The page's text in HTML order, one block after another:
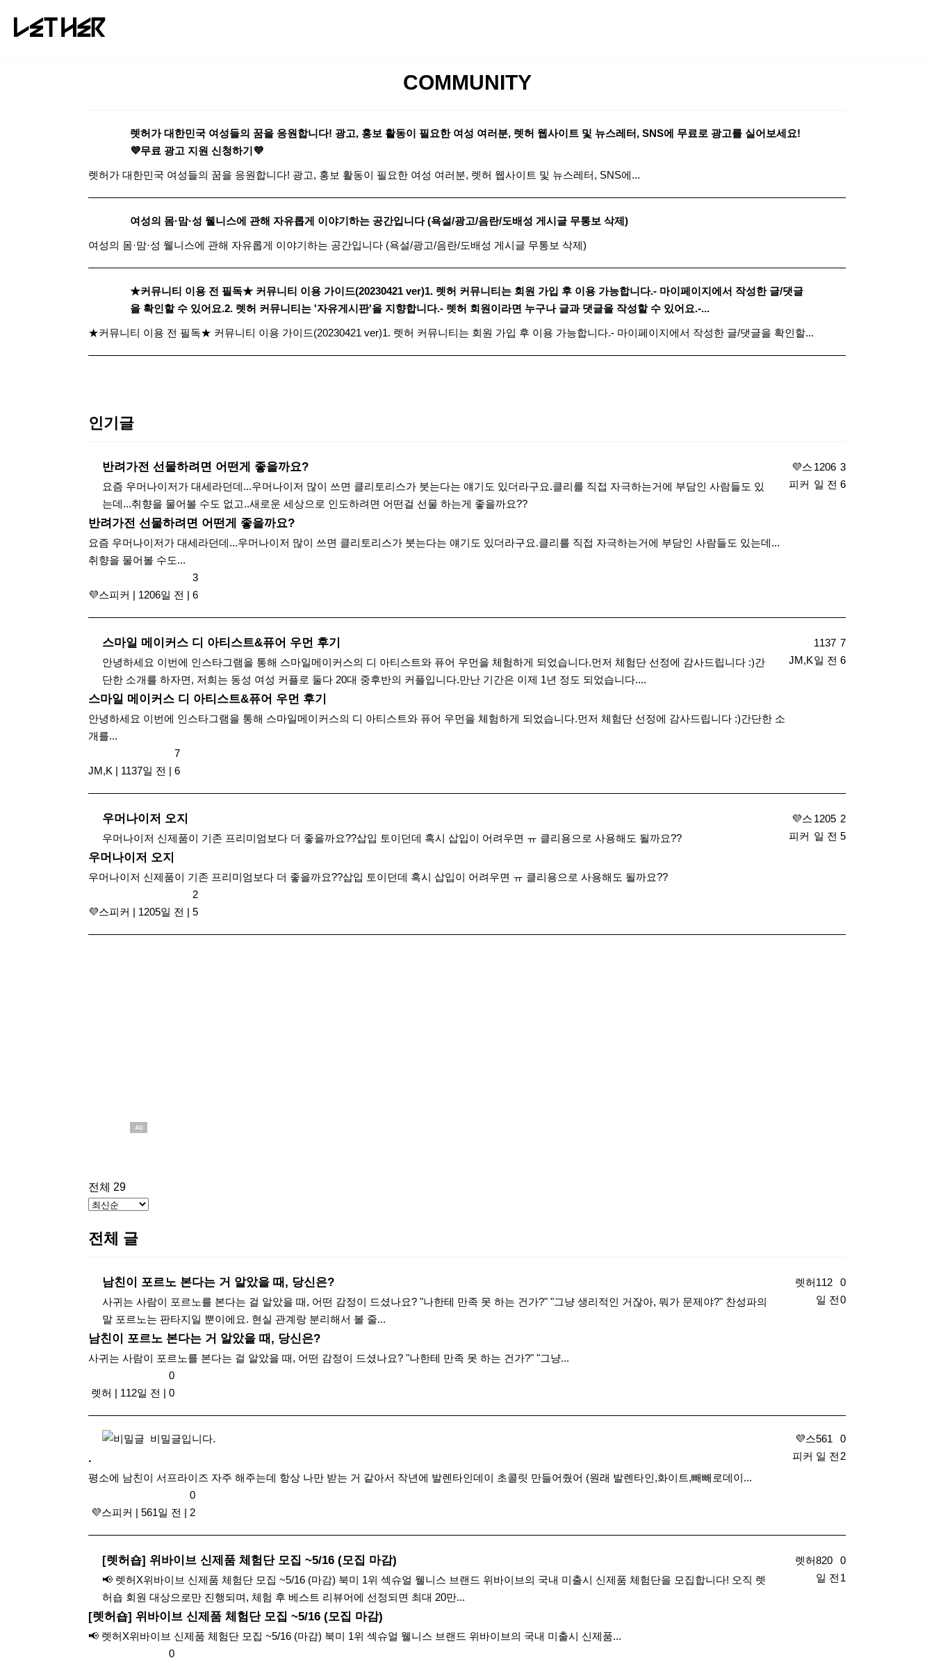
COMMUNITY
렛허가 대한민국 여성들의 꿈을 응원합니다! 광고, 홍보 활동이 필요한 여성 여러분, 렛허 웹사이트 및 뉴스레터, SNS에 무료로 광고를 실어보세요!
💜무료 광고 지원 신청하기💜
렛허가 대한민국 여성들의 꿈을 응원합니다! 광고, 홍보 활동이 필요한 여성 여러분, 렛허 웹사이트 및 뉴스레터, SNS에...
여성의 몸·맘·성 웰니스에 관해 자유롭게 이야기하는 공간입니다 (욕설/광고/음란/도배성 게시글 무통보 삭제)
여성의 몸·맘·성 웰니스에 관해 자유롭게 이야기하는 공간입니다 (욕설/광고/음란/도배성 게시글 무통보 삭제)
★커뮤니티 이용 전 필독★ 커뮤니티 이용 가이드(20230421 ver)1. 렛허 커뮤니티는 회원 가입 후 이용 가능합니다.- 마이페이지에서 작성한 글/댓글
을 확인할 수 있어요.2. 렛허 커뮤니티는 '자유게시판'을 지향합니다.- 렛허 회원이라면 누구나 글과 댓글을 작성할 수 있어요.-...
★커뮤니티 이용 전 필독★ 커뮤니티 이용 가이드(20230421 ver)1. 렛허 커뮤니티는 회원 가입 후 이용 가능합니다.- 마이페이지에서 작성한 글/댓글을 확인할...
인기글
반려가전 선물하려면 어떤게 좋을까요?
요즘 우머나이저가 대세라던데...우머나이저 많이 쓰면 클리토리스가 붓는다는 얘기도 있더라구요.클리를 직접 자극하는거에 부담인 사람들도 있
는데...취향을 물어볼 수도 없고..새로운 세상으로 인도하려면 어떤걸 선물 하는게 좋을까요??
반려가전 선물하려면 어떤게 좋을까요?
요즘 우머나이저가 대세라던데...우머나이저 많이 쓰면 클리토리스가 붓는다는 얘기도 있더라구요.클리를 직접 자극하는거에 부담인 사람들도 있는데...
취향을 물어볼 수도...
​ 💜스피커 | 1206일 전 |
3
6
​ 💜스
피커
1206
일 전
3
6
스마일 메이커스 디 아티스트&퓨어 우먼 후기
안녕하세요 이번에 인스타그램을 통해 스마일메이커스의 디 아티스트와 퓨어 우먼을 체험하게 되었습니다.먼저 체험단 선정에 감사드립니다 :)간
단한 소개를 하자면, 저희는 동성 여성 커플로 둘다 20대 중후반의 커플입니다.만난 기간은 이제 1년 정도 되었습니다....
스마일 메이커스 디 아티스트&퓨어 우먼 후기
안녕하세요 이번에 인스타그램을 통해 스마일메이커스의 디 아티스트와 퓨어 우먼을 체험하게 되었습니다.먼저 체험단 선정에 감사드립니다 :)간단한 소
개를...
​ JM,K | 1137일 전 |
7
6
JM,K
1137
일 전
7
6
우머나이저 오지
우머나이저 신제품이 기존 프리미엄보다 더 좋을까요??삽입 토이던데 혹시 삽입이 어려우면 ㅠ 클리용으로 사용해도 될까요??
우머나이저 오지
우머나이저 신제품이 기존 프리미엄보다 더 좋을까요??삽입 토이던데 혹시 삽입이 어려우면 ㅠ 클리용으로 사용해도 될까요??
​ 💜스피커 | 1205일 전 |
2
5
​ 💜스
피커
1205
일 전
2
5
AD
전체 29
전체 글
남친이 포르노 본다는 거 알았을 때, 당신은?
사귀는 사람이 포르노를 본다는 걸 알았을 때, 어떤 감정이 드셨나요? "나한테 만족 못 하는 건가?" "그냥 생리적인 거잖아, 뭐가 문제야?" 찬성파의
말 포르노는 판타지일 뿐이에요. 현실 관계랑 분리해서 볼 줄...
남친이 포르노 본다는 거 알았을 때, 당신은?
사귀는 사람이 포르노를 본다는 걸 알았을 때, 어떤 감정이 드셨나요? "나한테 만족 못 하는 건가?" "그냥...
​ 렛허 | 112일 전 |
0
0
​ 렛허112
일 전
0
0
비밀글입니다.
.
평소에 남친이 서프라이즈 자주 해주는데 항상 나만 받는 거 같아서 작년에 발렌타인데이 초콜릿 만들어줬어 (원래 발렌타인,화이트,빼빼로데이...
​ 💜스피커 | 561일 전 |
0
2
​ 💜스
피커
561
일 전
0
2
[렛허숍] 위바이브 신제품 체험단 모집 ~5/16 (모집 마감)
📢 렛허X위바이브 신제품 체험단 모집 ~5/16 (마감) 북미 1위 섹슈얼 웰니스 브랜드 위바이브의 국내 미출시 신제품 체험단을 모집합니다! 오직 렛
허숍 회원 대상으로만 진행되며, 체험 후 베스트 리뷰어에 선정되면 최대 20만...
[렛허숍] 위바이브 신제품 체험단 모집 ~5/16 (모집 마감)
📢 렛허X위바이브 신제품 체험단 모집 ~5/16 (마감) 북미 1위 섹슈얼 웰니스 브랜드 위바이브의 국내 미출시 신제품...
0
​ 렛허820
일 전
0
1